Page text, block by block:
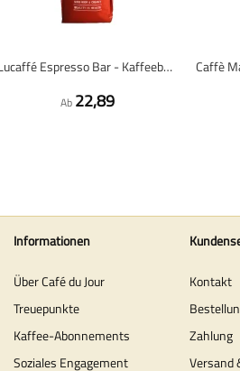
Lucaffé Espresso Bar - Kaffeebohnen - 1 kg
Ab 22,89
Informationen
Über Café du Jour
Treuepunkte
Kaffee-Abonnements
Soziales Engagement
Kontakt
Zahlung
Versand